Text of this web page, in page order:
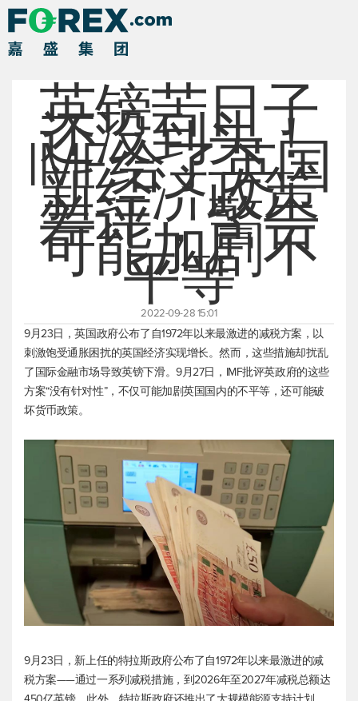
英镑苦日子
还没到头！
IMF给了英国
新经济政策
差评，警告
可能加剧不
平等
2022-09-28 15:01
9月23日，英国政府公布了自1972年以来最激进的减税方案，以
刺激饱受通胀困扰的英国经济实现增长。然而，这些措施却扰乱
了国际金融市场导致英镑下滑。9月27日，IMF批评英政府的这些
方案“没有针对性”，不仅可能加剧英国国内的不平等，还可能破
坏货币政策。
9月23日，新上任的特拉斯政府公布了自1972年以来最激进的减
税方案——通过一系列减税措施，到2026年至2027年减税总额达